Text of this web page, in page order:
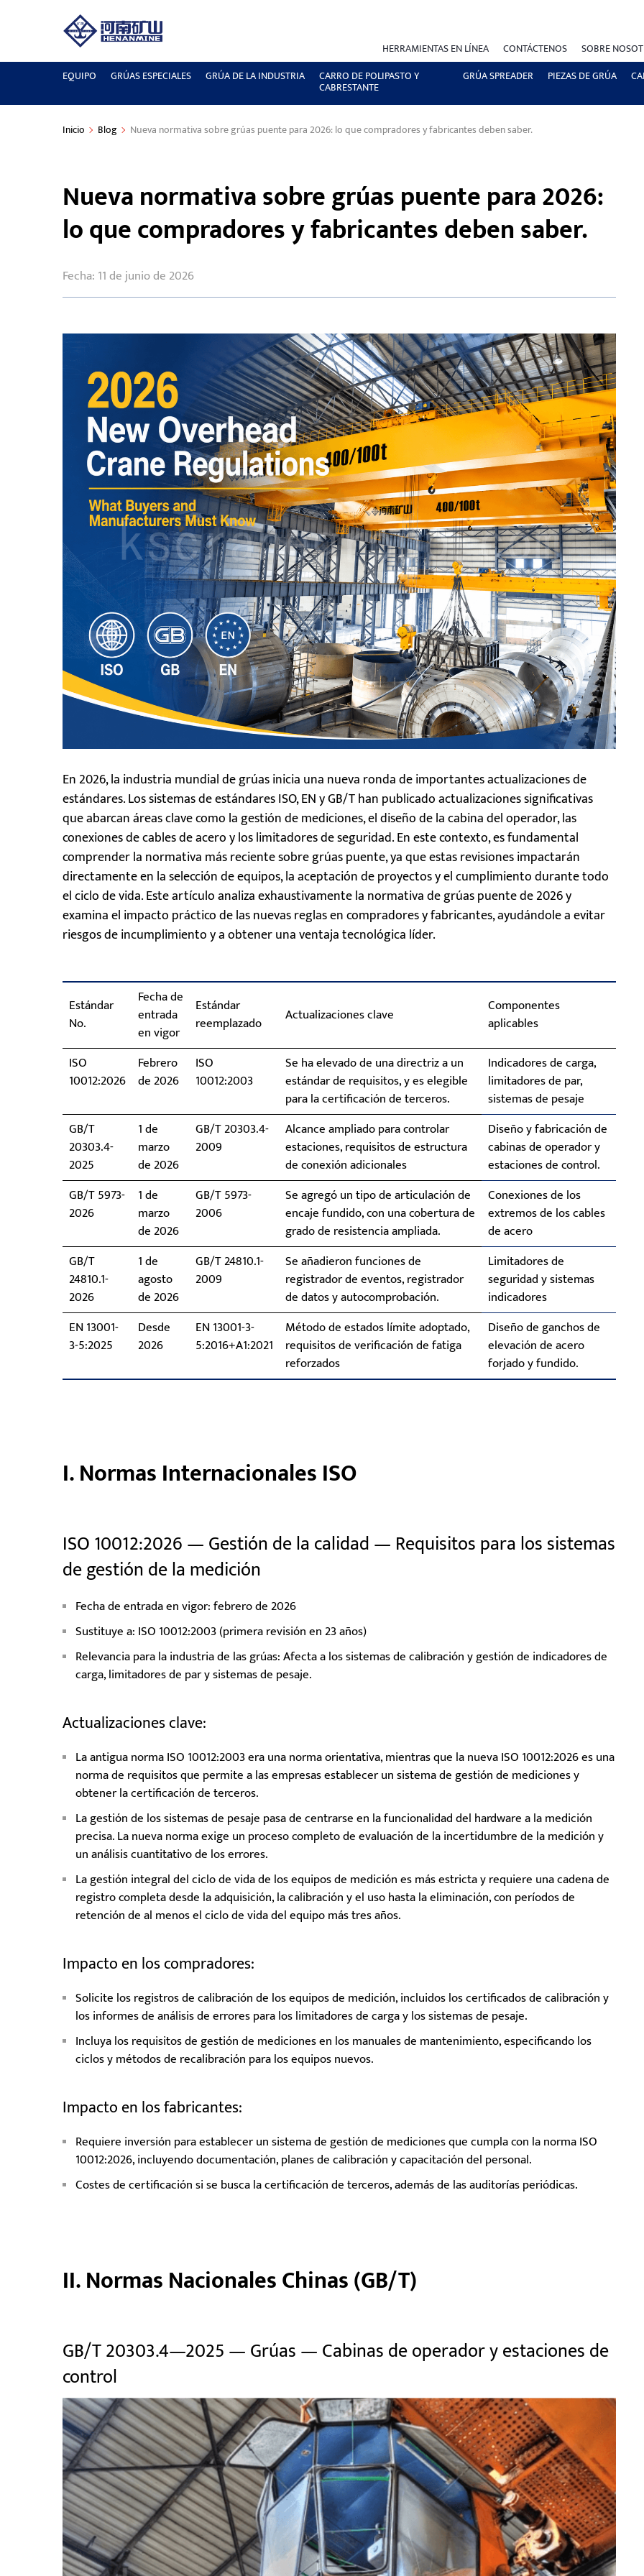
HERRAMIENTAS EN LÍNEA CONTÁCTENOS SOBRE
EQUIPO
GRÚAS ESPECIALES GRÚA DE LA INDUSTRIA CARRO DE POLIPASTO Y
CABRESTANTE
GRÚA SPREADER PIEZAS DE GRÚA
Inicio Blog Nueva normativa sobre grúas puente para 2026: lo que compradores y fabricantes deben saber.
Nueva normativa sobre grúas puente para 2026:
lo que compradores y fabricantes deben saber.
Fecha: 11 de junio de 2026
En 2026, la industria mundial de grúas inicia una nueva ronda de importantes actualizaciones de
estándares. Los sistemas de estándares ISO, EN y GB/T han publicado actualizaciones significativas
que abarcan áreas clave como la gestión de mediciones, el diseño de la cabina del operador, las
conexiones de cables de acero y los limitadores de seguridad. En este contexto, es fundamental
comprender la normativa más reciente sobre grúas puente, ya que estas revisiones impactarán
directamente en la selección de equipos, la aceptación de proyectos y el cumplimiento durante todo
el ciclo de vida. Este artículo analiza exhaustivamente la normativa de grúas puente de 2026 y
examina el impacto práctico de las nuevas reglas en compradores y fabricantes, ayudándole a evitar
riesgos de incumplimiento y a obtener una ventaja tecnológica líder.
Estándar
No.
Fecha de
entrada
en vigor
Estándar
reemplazado
Actualizaciones clave
Componentes
aplicables
ISO
10012:2026
Febrero
de 2026
ISO
10012:2003
Se ha elevado de una directriz a un
estándar de requisitos, y es elegible
para la certificación de terceros.
Indicadores de carga,
limitadores de par,
sistemas de pesaje
GB/T
20303.4-
2025
1 de
marzo
de 2026
GB/T 20303.4-
2009
Alcance ampliado para controlar
estaciones, requisitos de estructura
de conexión adicionales
Diseño y fabricación de
cabinas de operador y
estaciones de control.
GB/T 5973-
2026
1 de
marzo
de 2026
GB/T 5973-
2006
Se agregó un tipo de articulación de
encaje fundido, con una cobertura de
grado de resistencia ampliada.
Conexiones de los
extremos de los cables
de acero
GB/T
24810.1-
2026
1 de
agosto
de 2026
GB/T 24810.1-
2009
Se añadieron funciones de
registrador de eventos, registrador
de datos y autocomprobación.
Limitadores de
seguridad y sistemas
indicadores
EN 13001-
3-5:2025
Desde
2026
EN 13001-3-
5:2016+A1:2021
Método de estados límite adoptado,
requisitos de verificación de fatiga
reforzados
Diseño de ganchos de
elevación de acero
forjado y fundido.
I. Normas Internacionales ISO
ISO 10012:2026 — Gestión de la calidad — Requisitos para los sistemas
de gestión de la medición
Fecha de entrada en vigor: febrero de 2026
Sustituye a: ISO 10012:2003 (primera revisión en 23 años)
Relevancia para la industria de las grúas: Afecta a los sistemas de calibración y gestión de indicadores de
carga, limitadores de par y sistemas de pesaje.
Actualizaciones clave:
La antigua norma ISO 10012:2003 era una norma orientativa, mientras que la nueva ISO 10012:2026 es una
norma de requisitos que permite a las empresas establecer un sistema de gestión de mediciones y
obtener la certificación de terceros.
La gestión de los sistemas de pesaje pasa de centrarse en la funcionalidad del hardware a la medición
precisa. La nueva norma exige un proceso completo de evaluación de la incertidumbre de la medición y
un análisis cuantitativo de los errores.
La gestión integral del ciclo de vida de los equipos de medición es más estricta y requiere una cadena de
registro completa desde la adquisición, la calibración y el uso hasta la eliminación, con períodos de
retención de al menos el ciclo de vida del equipo más tres años.
Impacto en los compradores:
Solicite los registros de calibración de los equipos de medición, incluidos los certificados de calibración y
los informes de análisis de errores para los limitadores de carga y los sistemas de pesaje.
Incluya los requisitos de gestión de mediciones en los manuales de mantenimiento, especificando los
ciclos y métodos de recalibración para los equipos nuevos.
Impacto en los fabricantes:
Requiere inversión para establecer un sistema de gestión de mediciones que cumpla con la norma ISO
10012:2026, incluyendo documentación, planes de calibración y capacitación del personal.
Costes de certificación si se busca la certificación de terceros, además de las auditorías periódicas.
II. Normas Nacionales Chinas (GB/T)
GB/T 20303.4—2025 — Grúas — Cabinas de operador y estaciones de
control